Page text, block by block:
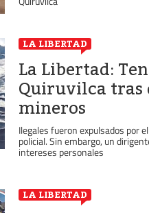
LA LIBERTAD
La Libertad:
Quiruvilca tras
mineros
Ilegales fueron expulsados por
policial. Sin embargo, un
intereses personales
LA LIBERTAD